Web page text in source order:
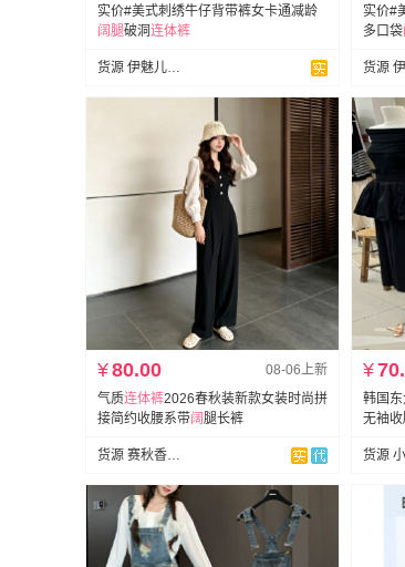
实价#美式刺绣牛仔背带裤女卡通减龄
阔腿破洞连体裤
货源 伊魅儿牛仔
实价#
多口袋
08-06上新
¥80.00
气质连体裤2026春秋装新款女装时尚拼
接简约收腰系带阔腿长裤
货源 赛秋香服饰
¥
韩国
无袖